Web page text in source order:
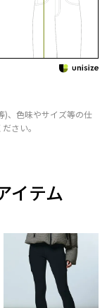
)、色味やサイズ等の仕
さい。
イテム